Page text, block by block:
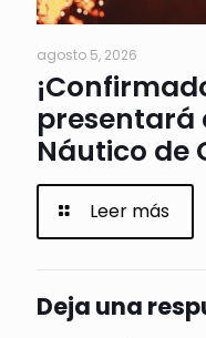
agosto 5, 2026
presentará
Náutico de
Leer más
Deja una